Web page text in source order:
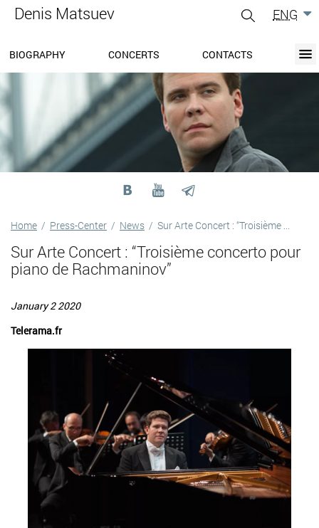
Denis Matsuev ENG
BIOGRAPHY CONCERTS
CONTACTS
BIOGRAPHY
CONCERTS
BLOG
DISCOGRAPHY
PRESS-CENTER
Home / Press-Center / News / Sur Arte Concert : “Troisième ...
Sur Arte Concert : “Troisième concerto pour
piano de Rachmaninov”
January 2 2020
Telerama.fr